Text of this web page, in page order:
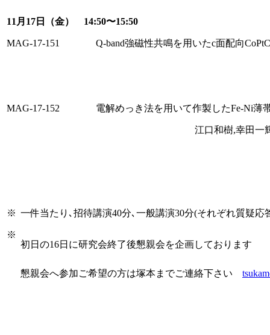
11月17日（金） 14:50〜15:50
MAG-17-151 Q-band強磁性共鳴を用いたc面配向
MAG-17-152 電解めっき法を用いて作製したFe-Ni薄
江口和樹,幸田一
※ 一件当たり､招待講演40分､一般講演30分(それぞれ質疑応
※
初日の16日に研究会終了後懇親会を企画しております
懇親会へ参加ご希望の方は塚本までご連絡下さい